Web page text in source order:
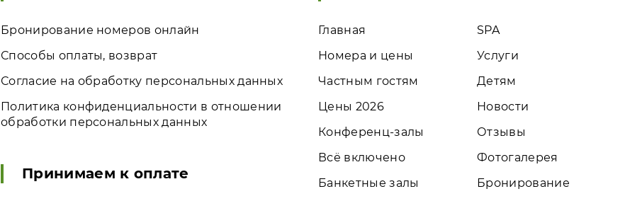
Бронирование номеров онлайн
Способы оплаты, возврат
Согласие на обработку персональных данных
Политика конфиденциальности в отношении
обработки персональных данных
Принимаем к оплате
Главная
Номера и цены
Частным гостям
Цены 2026
Конференц-залы
Всё включено
Банкетные залы
SPA
Услуги
Детям
Новости
Отзывы
Фотогалерея
Бронирование